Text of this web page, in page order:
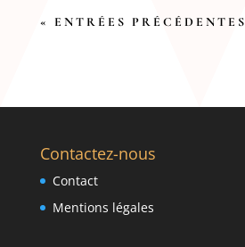
« ENTRÉES PRÉCÉDENTES
Contactez-nous
Contact
Mentions légales